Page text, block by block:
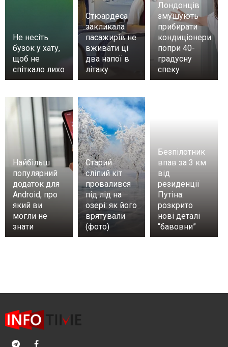
Не несіть
бузок у хату,
щоб не
спіткало лихо
Стюардеса
закликала
пасажирів не
вживати ці
два напої в
літаку
Лондонців
змушують
прибирати
кондиціонери
попри 40-
градусну
спеку
Найбільш
популярний
додаток для
Android, про
який ви
могли не
знати
Старий
сліпий кіт
провалився
під лід на
озері: як його
врятували
(фото)
Безпілотник
впав за 3 км
від
резиденції
Путіна:
розкрито
нові деталі
“бавовни”